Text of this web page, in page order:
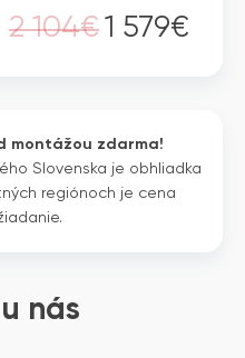
2 104€
Pôvodná
2
104€.
1 579€
Aktuálna
1
579€.
montážou zdarma!
Slovenska je obhliadka
regiónoch je cena
nás